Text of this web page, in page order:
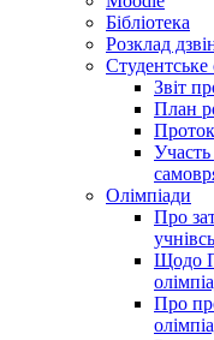
Бібліотека
Розклад
Звіт
План
Участь
Олімпіади
Про
Щодо
Про